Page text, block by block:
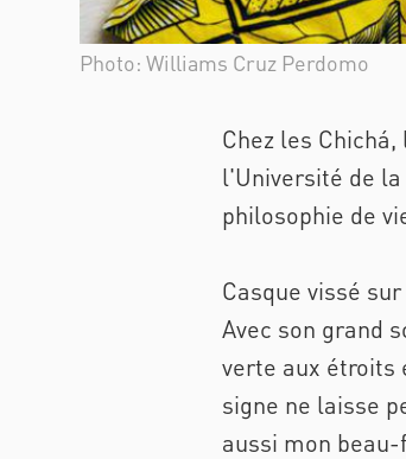
Photo: Williams Cruz Perdomo
Chez les
l'Université de la
philosophie de
Casque vissé
Avec son grand
verte aux étroits
signe ne laisse
aussi mon